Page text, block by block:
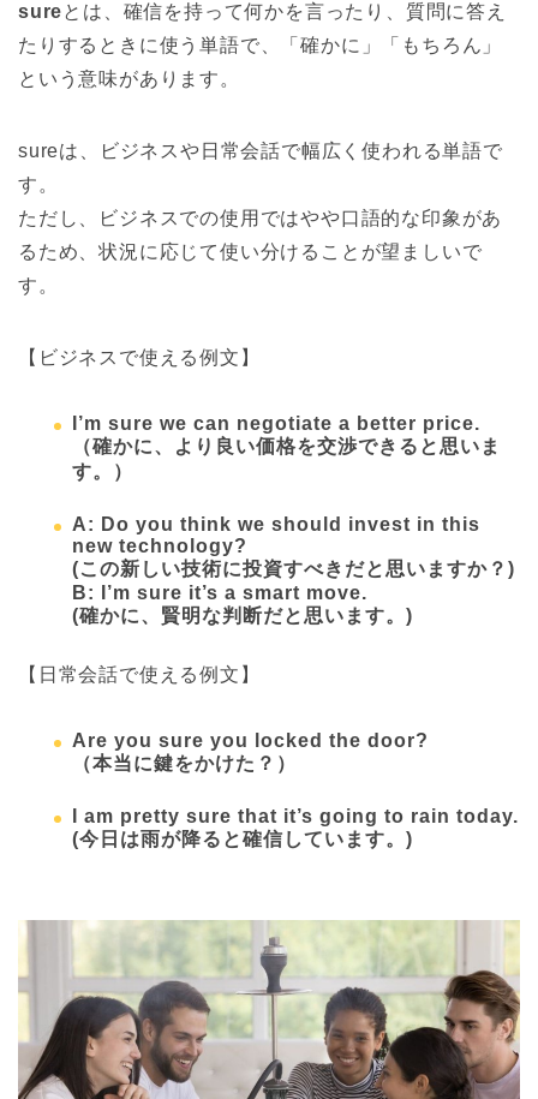
sureとは、確信を持って何かを言ったり、質問に答え
たりするときに使う単語で、「確かに」「もちろん」
という意味があります。
sureは、ビジネスや日常会話で幅広く使われる単語で
す。
ただし、ビジネスでの使用ではやや口語的な印象があ
るため、状況に応じて使い分けることが望ましいで
す。
【ビジネスで使える例文】
I’m sure we can negotiate a better price.
（確かに、より良い価格を交渉できると思いま
す。）
A: Do you think we should invest in this
new technology?
(この新しい技術に投資すべきだと思いますか？)
B: I’m sure it’s a smart move.
(確かに、賢明な判断だと思います。)
【日常会話で使える例文】
Are you sure you locked the door?
（本当に鍵をかけた？）
I am pretty sure that it’s going to rain today.
(今日は雨が降ると確信しています。)